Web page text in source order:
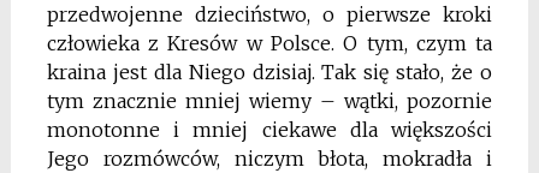
przedwojenne dzieciństwo, o pierwsze kroki
człowieka z Kresów w Polsce. O tym, czym ta
kraina jest dla Niego dzisiaj. Tak się stało, że o
tym znacznie mniej wiemy – wątki, pozornie
monotonne i mniej ciekawe dla większości
Jego rozmówców, niczym błota, mokradła i